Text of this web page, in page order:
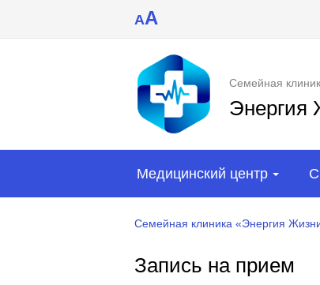
AA
Семейная
Энергия
Медицинский центр
Семейная клиника «Энергия
Запись на прием